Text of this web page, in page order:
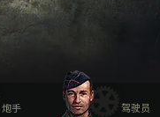
炮手 驾驶员